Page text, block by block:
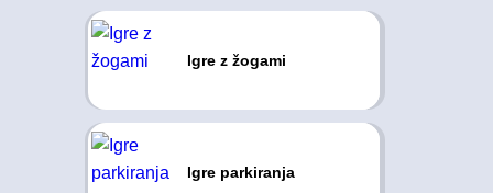
Igre z žogami
Igre parkiranja